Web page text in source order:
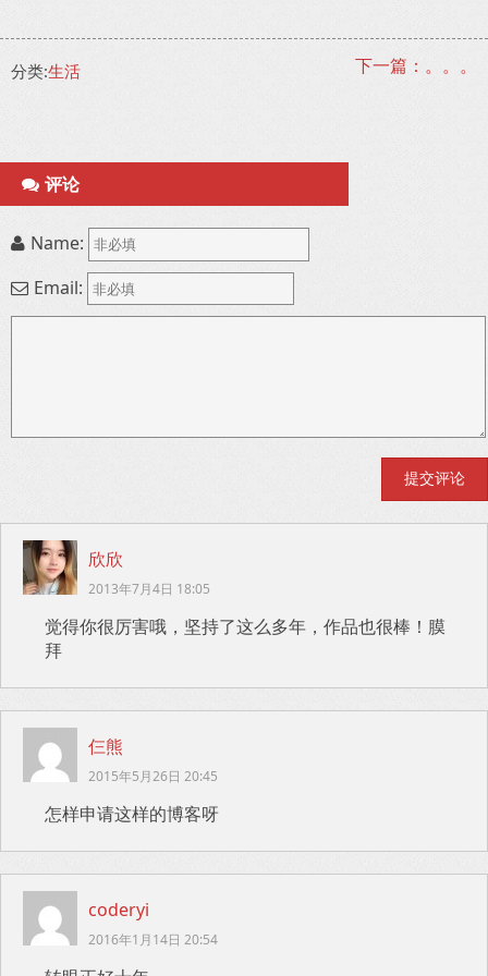
分类:生活 下一篇：。。。
评论
Name:
Email:
欣欣
2013年7月4日 18:05
觉得你很厉害哦，坚持了这么多年，作品也很棒！膜
拜
仨熊
2015年5月26日 20:45
怎样申请这样的博客呀
coderyi
2016年1月14日 20:54